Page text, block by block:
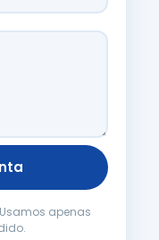
apenas